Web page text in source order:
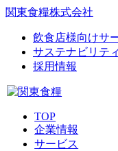
関東食糧株式会社
飲食店様向けサ
サステナビリテ
採用情報
TOP
企業情報
サービス